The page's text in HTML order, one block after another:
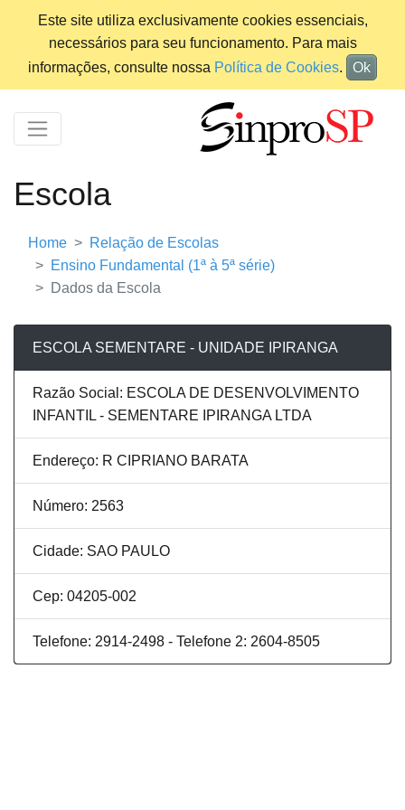
Este site utiliza exclusivamente cookies essenciais,
necessários para seu funcionamento. Para mais
informações, consulte nossa Política de Cookies. Ok
Escola
Home
Relação de Escolas
Ensino Fundamental (1ª à 5ª série)
Dados da Escola
ESCOLA SEMENTARE - UNIDADE IPIRANGA
Razão Social: ESCOLA DE DESENVOLVIMENTO
INFANTIL - SEMENTARE IPIRANGA LTDA
Endereço: R CIPRIANO BARATA
Número: 2563
Cidade: SAO PAULO
Cep: 04205-002
Telefone: 2914-2498 - Telefone 2: 2604-8505